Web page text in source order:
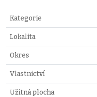
Kategorie
Lokalita
Okres
Vlastnictví
Užitná plocha